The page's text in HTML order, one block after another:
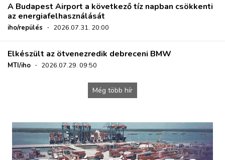
A Budapest Airport a következő tíz napban csökkenti
az energiafelhasználását
iho/repülés · 2026.07.31. 20:00
Elkészült az ötvenezredik debreceni BMW
MTI/iho · 2026.07.29. 09:50
Még több hír